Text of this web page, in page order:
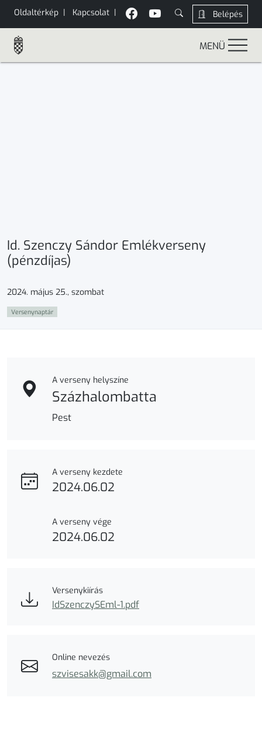
Oldaltérkép | Kapcsolat | Belépés
MENÜ
Id. Szenczy Sándor Emlékverseny
(pénzdíjas)
2024. május 25., szombat
Versenynaptár
A verseny helyszíne
Százhalombatta
Pest
A verseny kezdete
2024.06.02
A verseny vége
2024.06.02
Versenykiírás
IdSzenczySEml-1.pdf
Online nevezés
szvisesakk@gmail.com